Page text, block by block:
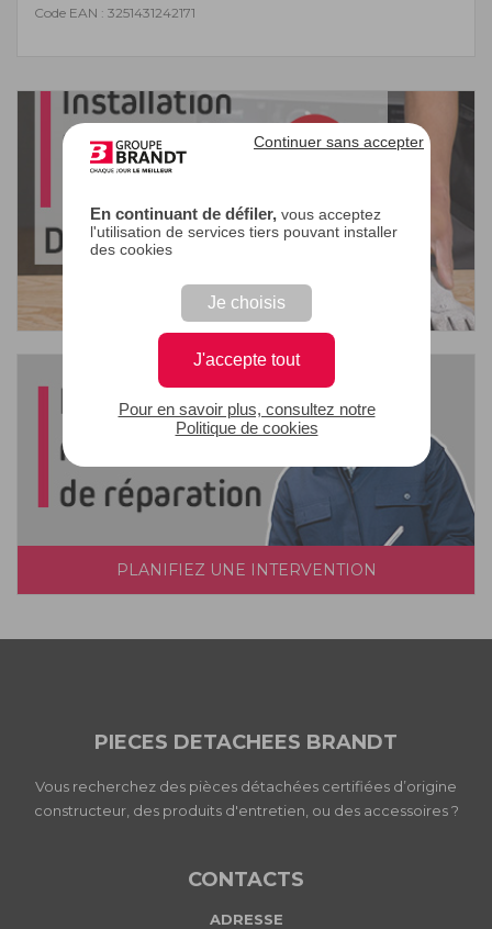
En continuant de défiler, vous acceptez
l'utilisation de services tiers pouvant installer
des cookies
Je choisis
J'accepte tout
Continuer sans accepter
Pour en savoir plus, consultez notre
Politique de cookies
Code EAN : 3251431242171
PLANIFIEZ UNE INTERVENTION
PIECES DETACHEES BRANDT
Vous recherchez des pièces détachées certifiées d’origine
constructeur, des produits d'entretien, ou des accessoires ?
CONTACTS
ADRESSE